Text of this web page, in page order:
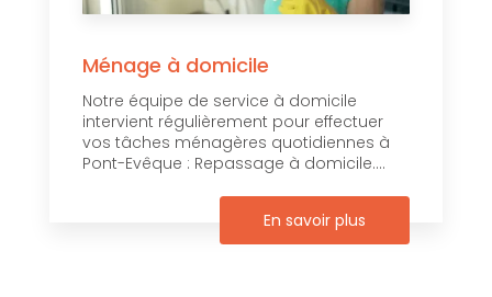
Ménage à domicile
Notre équipe de service à domicile
intervient régulièrement pour effectuer
vos tâches ménagères quotidiennes à
Pont-Evêque : Repassage à domicile....
En savoir plus